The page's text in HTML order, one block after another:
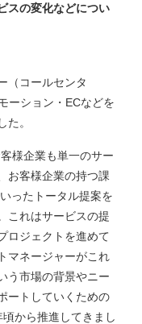
スの変化などについ
（コールセンタ
ーション・ECなどを
。
様企業も単一のサー
お客様企業の持つ課
ったトータル提案を
これはサービスの提
ロジェクトを進めて
マネージャーがこれ
う市場の背景やニー
ートしていくための
から推進してきまし